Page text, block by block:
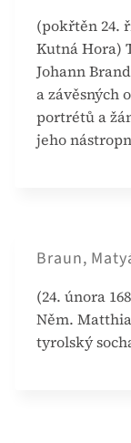
(pokřtěn 24.
Kutná Hora)
Johann
a závěsných
portrétů a
jeho
Braun,
(24. února
Něm.
tyrolský